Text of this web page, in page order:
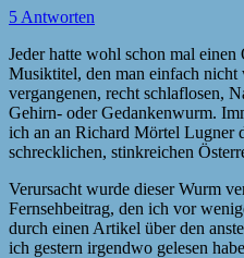
5 Antworten
Jeder hatte wohl schon mal
Musiktitel, den man einfach
vergangenen, recht schlaflosen,
Gehirn- oder Gedankenwurm.
ich an an Richard Mörtel Lugner
schrecklichen, stinkreichen
Verursacht wurde dieser Wurm
Fernsehbeitrag, den ich vor
durch einen Artikel über den
ich gestern irgendwo gelesen